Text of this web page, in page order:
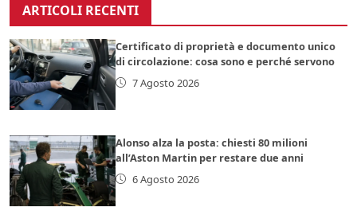
ARTICOLI RECENTI
Certificato di proprietà e documento unico
di circolazione: cosa sono e perché servono
7 Agosto 2026
Alonso alza la posta: chiesti 80 milioni
all’Aston Martin per restare due anni
6 Agosto 2026